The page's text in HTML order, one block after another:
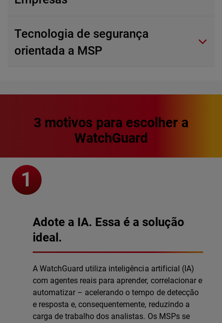
Tecnologia de segurança
orientada a MSP
3 motivos para escolher a
WatchGuard
Adote a IA. Essa é a solução
ideal.
A WatchGuard utiliza inteligência artificial (IA)
com agentes reais para aprender, correlacionar e
automatizar – acelerando o tempo de detecção
e resposta e, consequentemente, reduzindo a
carga de trabalho dos analistas. Os MSPs se